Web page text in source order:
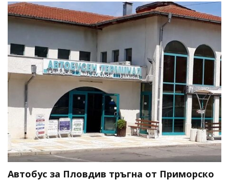
Автобус за Пловдив тръгна от Приморско